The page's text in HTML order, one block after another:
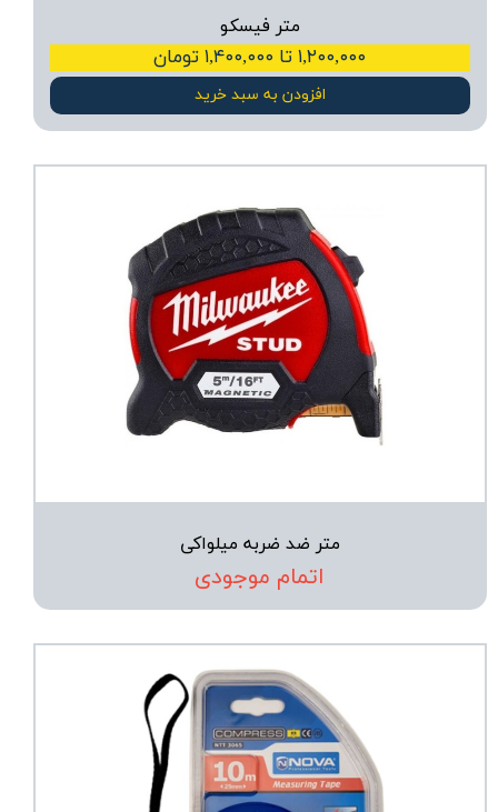
متر فیسکو
۱,۲۰۰,۰۰۰ تا ۱,۴۰۰,۰۰۰ تومان
افزودن به سبد خرید
متر ضد ضربه میلواکی
اتمام موجودی